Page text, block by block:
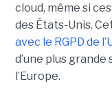
cloud, même si
des États-Unis.
avec le RGPD de
d’une plus
l’Europe.